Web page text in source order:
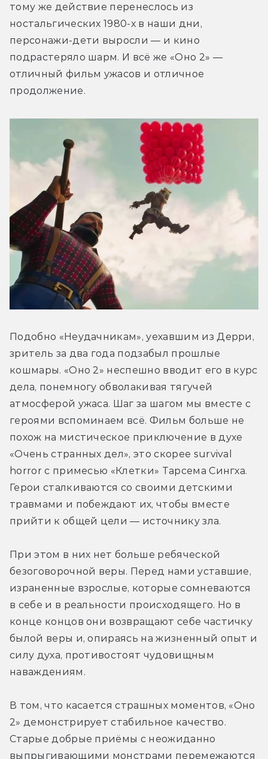
тому же действие перенеслось из
ностальгических 1980-х в наши дни,
персонажи-дети выросли — и кино
подрастеряло шарм. И всё же «Оно 2» —
отличный фильм ужасов и отличное
продолжение.
Подобно «Неудачникам», уехавшим из Дерри,
зритель за два года подзабыл прошлые
кошмары. «Оно 2» неспешно вводит его в курс
дела, понемногу обволакивая тягучей
атмосферой ужаса. Шаг за шагом мы вместе с
героями вспоминаем всё. Фильм больше не
похож на мистическое приключение в духе
«Очень странных дел», это скорее survival
horror с примесью «Клетки» Тарсема Сингха.
Герои сталкиваются со своими детскими
травмами и побеждают их, чтобы вместе
прийти к общей цели — источнику зла.
При этом в них нет больше ребяческой
безоговорочной веры. Перед нами уставшие,
израненные взрослые, которые сомневаются
в себе и в реальности происходящего. Но в
конце концов они возвращают себе частичку
былой веры и, опираясь на жизненный опыт и
силу духа, противостоят чудовищным
наваждениям.
В том, что касается страшных моментов, «Оно
2» демонстрирует стабильное качество.
Старые добрые приёмы с неожиданно
выпрыгивающими монстрами перемежаются